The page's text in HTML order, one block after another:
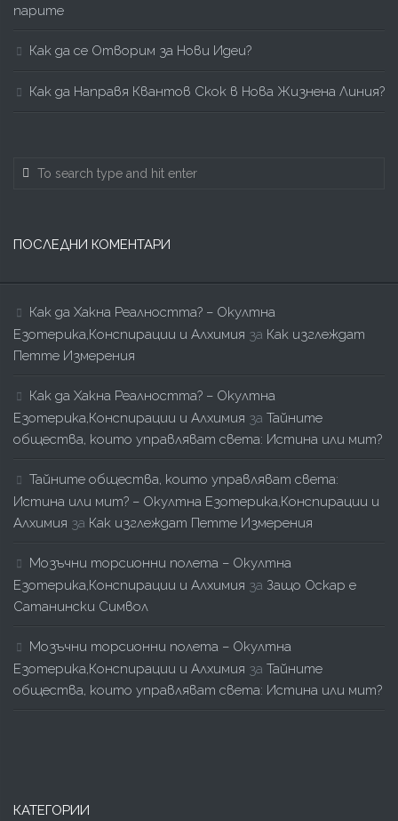
парите
Как да се Отворим за Нови Идеи?
Как да Направя Квантов Скок в Нова Жизнена Линия?
ПОСЛЕДНИ КОМЕНТАРИ
Как да Хакна Реалността? – Окултна
Езотерика,Конспирации и Алхимия за Как изглеждат
Петте Измерения
Как да Хакна Реалността? – Окултна
Езотерика,Конспирации и Алхимия за Тайните
общества, които управляват света: Истина или мит?
Тайните общества, които управляват света:
Истина или мит? – Окултна Езотерика,Конспирации и
Алхимия за Как изглеждат Петте Измерения
Мозъчни торсионни полета – Окултна
Езотерика,Конспирации и Алхимия за Защо Оскар е
Сатанински Символ
Мозъчни торсионни полета – Окултна
Езотерика,Конспирации и Алхимия за Тайните
общества, които управляват света: Истина или мит?
КАТЕГОРИИ